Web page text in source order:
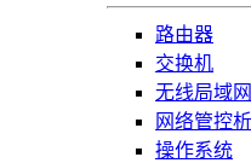
路由器
交换机
无线局域网
网络管控
操作系统